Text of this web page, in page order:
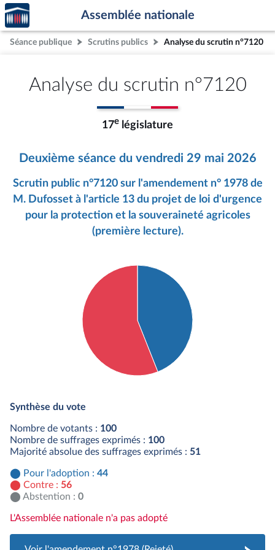
Aller au contenu
Aller en bas de la page
Accèder
à la
page
d'accueil
Assemblée nationale
Séance publique Scrutins publics Analyse du scrutin n°7120
Analyse du scrutin n°7120
17e législature
Deuxième séance du vendredi 29 mai 2026
Scrutin public n°7120 sur l'amendement n° 1978 de
M. Dufosset à l'article 13 du projet de loi d'urgence
pour la protection et la souveraineté agricoles
(première lecture).
Synthèse du vote
Nombre de votants : 100
Nombre de suffrages exprimés : 100
Majorité absolue des suffrages exprimés : 51
Pour l'adoption : 44
Contre : 56
Abstention : 0
L'Assemblée nationale n'a pas adopté